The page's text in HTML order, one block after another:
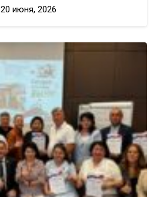
20 июня, 2026